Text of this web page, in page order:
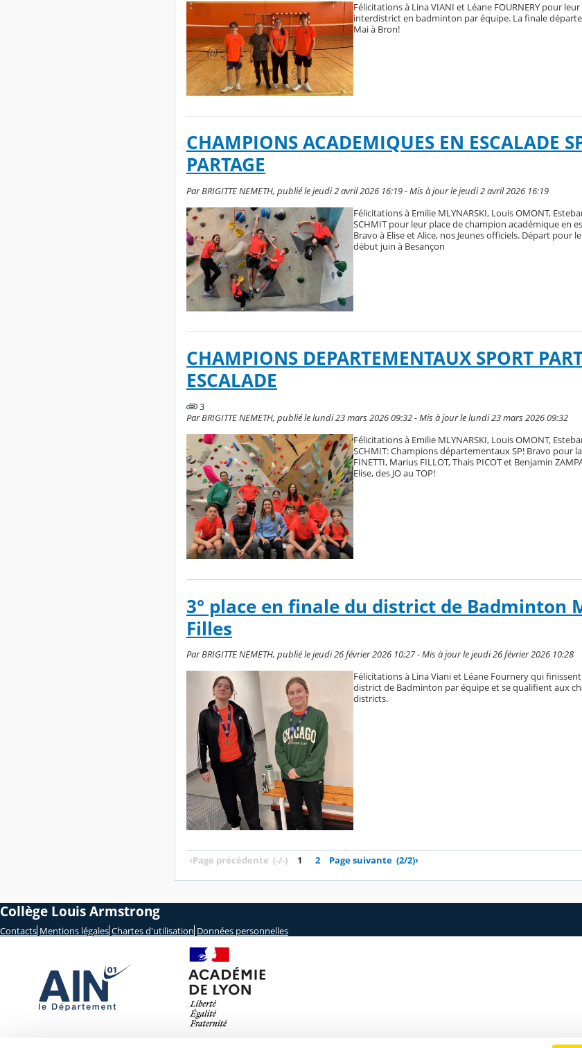
Félicitations à Lina VIANI et Léane FOURNERY pour
interdistrict en badminton par équipe. La finale
Mai à Bron!
CHAMPIONS ACADEMIQUES EN ESCALADE
PARTAGE
Par BRIGITTE NEMETH, publié le jeudi 2 avril 2026 16:19 - Mis à jour le jeudi 2 avril 2026 16:19
Félicitations à Emilie MLYNARSKI, Louis OMONT,
SCHMIT pour leur place de champion académique en
Bravo à Elise et Alice, nos Jeunes officiels. Départ pour
début juin à Besançon
CHAMPIONS DEPARTEMENTAUX SPORT
ESCALADE
3
Par BRIGITTE NEMETH, publié le lundi 23 mars 2026 09:32 - Mis à jour le lundi 23 mars 2026 09:32
Félicitations à Emilie MLYNARSKI, Louis OMONT,
SCHMIT: Champions départementaux SP! Bravo pour
FINETTI, Marius FILLOT, Thais PICOT et Benjamin
Elise, des JO au TOP!
3° place en finale du district de Badminton
Filles
Par BRIGITTE NEMETH, publié le jeudi 26 février 2026 10:27 - Mis à jour le jeudi 26 février 2026 10:28
Félicitations à Lina Viani et Léane Fournery qui
district de Badminton par équipe et se qualifient aux
districts.
‹Page précédente (-/-) 1 2 Page suivante (2/2)›
Collège Louis Armstrong
Contacts Mentions légales Chartes d'utilisation Données personnelles